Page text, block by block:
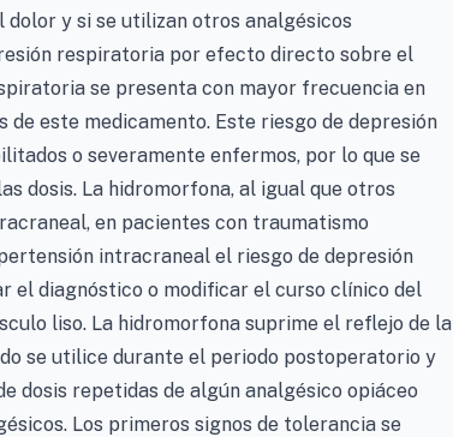
dolor y si se utilizan otros analgésicos
respiratoria por efecto directo sobre el
se presenta con mayor frecuencia en
este medicamento. Este riesgo de depresión
o severamente enfermos, por lo que se
dosis. La hidromorfona, al igual que otros
en pacientes con traumatismo
intracraneal el riesgo de depresión
el diagnóstico o modificar el curso clínico del
liso. La hidromorfona suprime el reflejo de la
se utilice durante el periodo postoperatorio y
dosis repetidas de algún analgésico opiáceo
Los primeros signos de tolerancia se